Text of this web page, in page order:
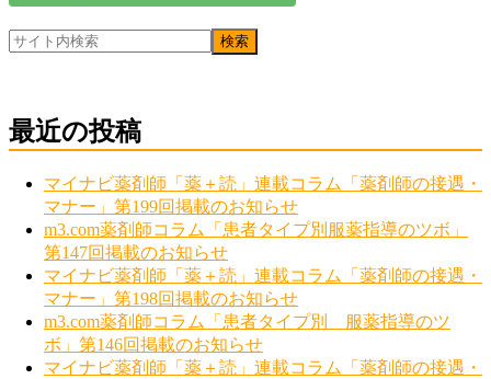
最近の投稿
マイナビ薬剤師「薬＋読」連載コラム「薬剤師の接遇・
マナー」第199回掲載のお知らせ
m3.com薬剤師コラム「患者タイプ別服薬指導のツボ」
第147回掲載のお知らせ
マイナビ薬剤師「薬＋読」連載コラム「薬剤師の接遇・
マナー」第198回掲載のお知らせ
m3.com薬剤師コラム「患者タイプ別 服薬指導のツ
ボ」第146回掲載のお知らせ
マイナビ薬剤師「薬＋読」連載コラム「薬剤師の接遇・